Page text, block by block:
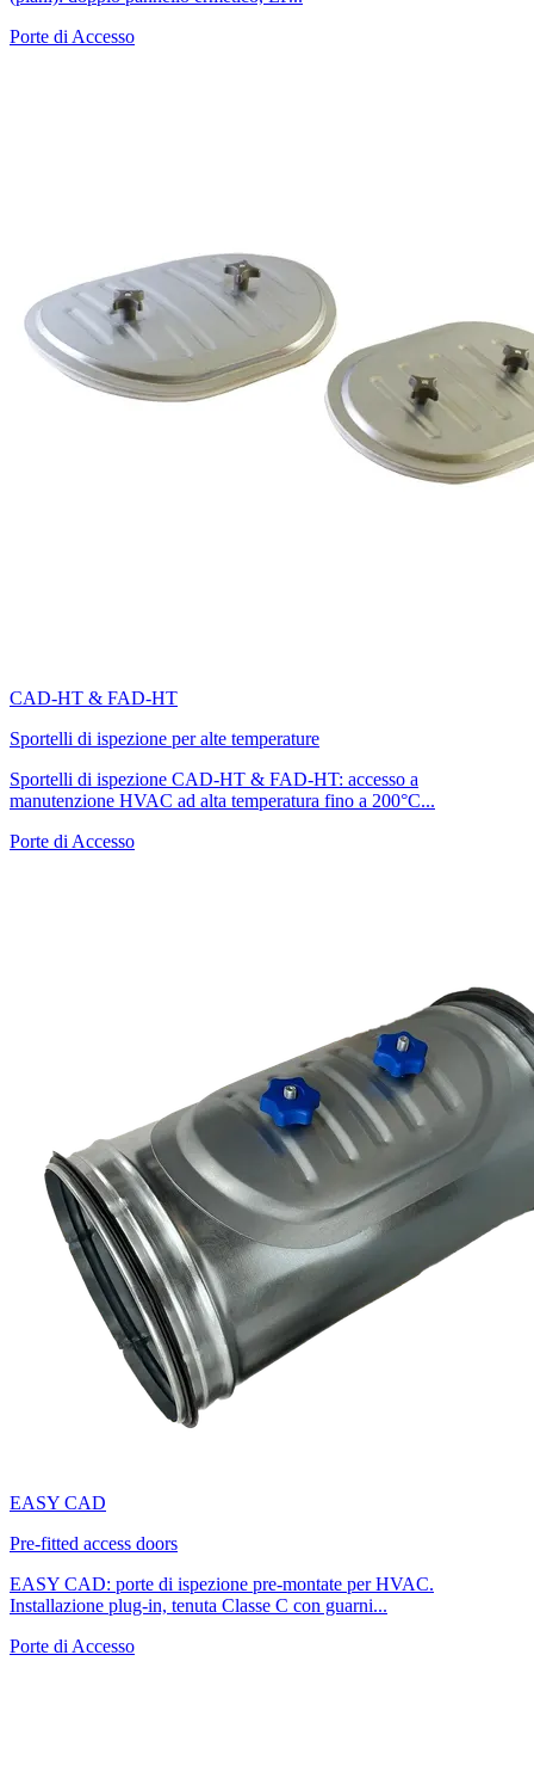
Porte di Accesso
CAD-HT & FAD-HT
Sportelli di ispezione per alte temperature
Sportelli di ispezione CAD-HT & FAD-HT: accesso a
manutenzione HVAC ad alta temperatura fino a 200°C...
Porte di Accesso
EASY CAD
Pre-fitted access doors
EASY CAD: porte di ispezione pre-montate per HVAC.
Installazione plug-in, tenuta Classe C con guarni...
Porte di Accesso